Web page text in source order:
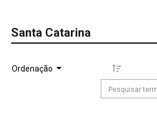
Santa Catarina
Ordenação